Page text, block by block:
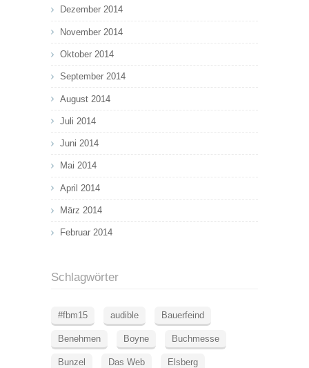
Dezember 2014
November 2014
Oktober 2014
September 2014
August 2014
Juli 2014
Juni 2014
Mai 2014
April 2014
März 2014
Februar 2014
Schlagwörter
#fbm15 audible Bauerfeind
Benehmen Boyne Buchmesse
Bunzel Das Web Elsberg